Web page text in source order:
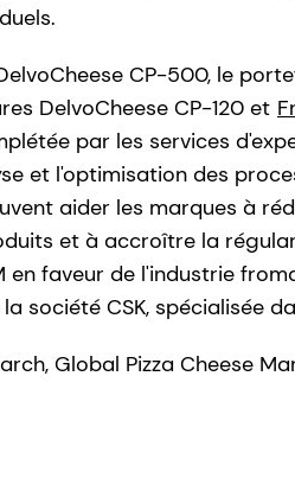
CP-500, le
DelvoCheese CP-120 et
par les services
et l'optimisation des
aider les marques à
et à accroître la
en faveur de l'industrie
société CSK, spécialisée
Global Pizza Cheese